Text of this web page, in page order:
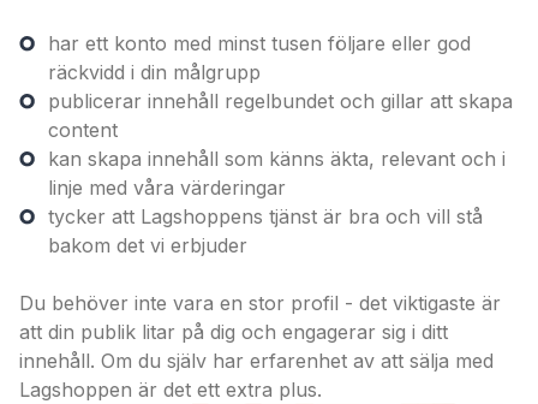
har ett konto med minst tusen följare eller god
räckvidd i din målgrupp
publicerar innehåll regelbundet och gillar att skapa
content
kan skapa innehåll som känns äkta, relevant och i
linje med våra värderingar
tycker att Lagshoppens tjänst är bra och vill stå
bakom det vi erbjuder
Du behöver inte vara en stor profil - det viktigaste är
att din publik litar på dig och engagerar sig i ditt
innehåll. Om du själv har erfarenhet av att sälja med
Lagshoppen är det ett extra plus.